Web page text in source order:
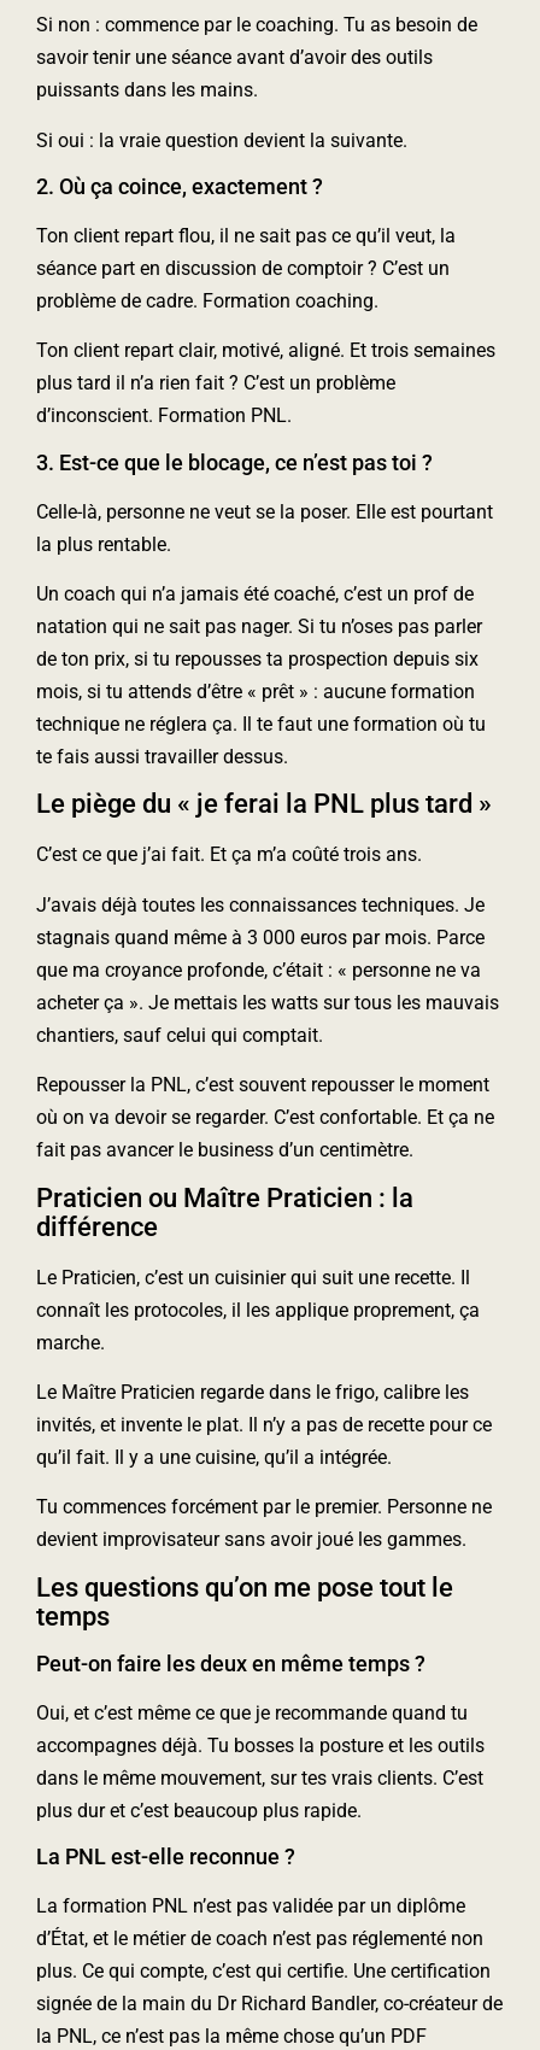
Si non : commence par le coaching. Tu as besoin de
savoir tenir une séance avant d’avoir des outils
puissants dans les mains.
Si oui : la vraie question devient la suivante.
2. Où ça coince, exactement ?
Ton client repart flou, il ne sait pas ce qu’il veut, la
séance part en discussion de comptoir ? C’est un
problème de cadre. Formation coaching.
Ton client repart clair, motivé, aligné. Et trois semaines
plus tard il n’a rien fait ? C’est un problème
d’inconscient. Formation PNL.
3. Est-ce que le blocage, ce n’est pas toi ?
Celle-là, personne ne veut se la poser. Elle est pourtant
la plus rentable.
Un coach qui n’a jamais été coaché, c’est un prof de
natation qui ne sait pas nager. Si tu n’oses pas parler
de ton prix, si tu repousses ta prospection depuis six
mois, si tu attends d’être « prêt » : aucune formation
technique ne réglera ça. Il te faut une formation où tu
te fais aussi travailler dessus.
Le piège du « je ferai la PNL plus tard »
C’est ce que j’ai fait. Et ça m’a coûté trois ans.
J’avais déjà toutes les connaissances techniques. Je
stagnais quand même à 3 000 euros par mois. Parce
que ma croyance profonde, c’était : « personne ne va
acheter ça ». Je mettais les watts sur tous les mauvais
chantiers, sauf celui qui comptait.
Repousser la PNL, c’est souvent repousser le moment
où on va devoir se regarder. C’est confortable. Et ça ne
fait pas avancer le business d’un centimètre.
Praticien ou Maître Praticien : la
différence
Le Praticien, c’est un cuisinier qui suit une recette. Il
connaît les protocoles, il les applique proprement, ça
marche.
Le Maître Praticien regarde dans le frigo, calibre les
invités, et invente le plat. Il n’y a pas de recette pour ce
qu’il fait. Il y a une cuisine, qu’il a intégrée.
Tu commences forcément par le premier. Personne ne
devient improvisateur sans avoir joué les gammes.
Les questions qu’on me pose tout le
temps
Peut-on faire les deux en même temps ?
Oui, et c’est même ce que je recommande quand tu
accompagnes déjà. Tu bosses la posture et les outils
dans le même mouvement, sur tes vrais clients. C’est
plus dur et c’est beaucoup plus rapide.
La PNL est-elle reconnue ?
La formation PNL n’est pas validée par un diplôme
d’État, et le métier de coach n’est pas réglementé non
plus. Ce qui compte, c’est qui certifie. Une certification
signée de la main du Dr Richard Bandler, co-créateur de
la PNL, ce n’est pas la même chose qu’un PDF